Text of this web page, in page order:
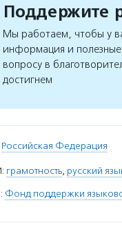
Поддержите
Мы работаем, чтобы у
информация и
вопросу в
достигнем
Российская Федерация
грамотность, русский
Фонд поддержки